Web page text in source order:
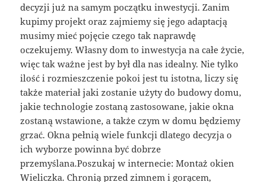
decyzji już na samym początku inwestycji. Zanim
kupimy projekt oraz zajmiemy się jego adaptacją
musimy mieć pojęcie czego tak naprawdę
oczekujemy. Własny dom to inwestycja na całe życie,
więc tak ważne jest by był dla nas idealny. Nie tylko
ilość i rozmieszczenie pokoi jest tu istotna, liczy się
także materiał jaki zostanie użyty do budowy domu,
jakie technologie zostaną zastosowane, jakie okna
zostaną wstawione, a także czym w domu będziemy
grzać. Okna pełnią wiele funkcji dlatego decyzja o
ich wyborze powinna być dobrze
przemyślana.Poszukaj w internecie: Montaż okien
Wieliczka. Chronią przed zimnem i gorącem,